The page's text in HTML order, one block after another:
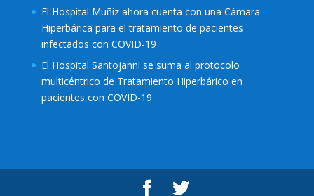
El Hospital Muñiz ahora cuenta con una Cámara
Hiperbárica para el tratamiento de pacientes
infectados con COVID-19
El Hospital Santojanni se suma al protocolo
multicéntrico de Tratamiento Hiperbárico en
pacientes con COVID-19